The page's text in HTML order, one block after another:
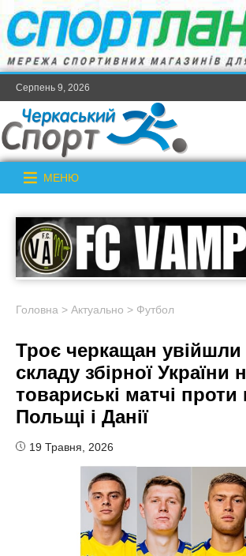
Серпень 9, 2026
МЕНЮ
Головна > Актуально > Футбол
Троє черкащан увійшли
складу збірної України
товариські матчі
Польщі і Данії
19 Травня, 2026